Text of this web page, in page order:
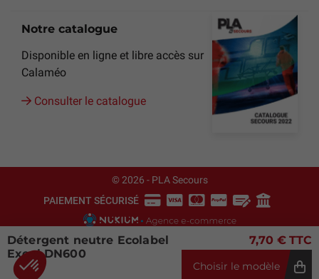
Notre catalogue
Disponible en ligne et libre accès sur
Calaméo
Consulter le catalogue
© 2026 - PLA Secours
PAIEMENT SÉCURISÉ
Détergent neutre Ecolabel
Exeol DN600
7,70 € TTC
Choisir le modèle